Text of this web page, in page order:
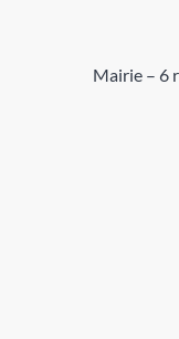
Mairie – 6